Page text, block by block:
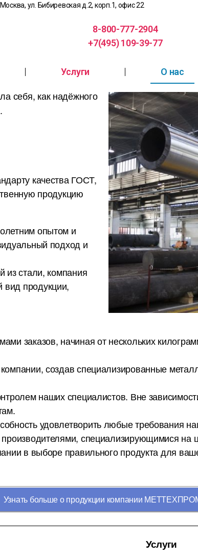
Москва, ул. Бибиревская д.2, корп.1, офис 22
8-800-777-2904
+7(495) 109-39-77
Услуги О нас
себя, как надёжного
качества ГОСТ,
продукцию
опытом и
подход и
из стали, компания
продукции,
заказов, начиная от нескольких
создав специализированные
наших специалистов. Вне
удовлетворить любые требования
специализирующимися на
в выборе правильного продукта для
Узнать больше о продукции компании
Услуги